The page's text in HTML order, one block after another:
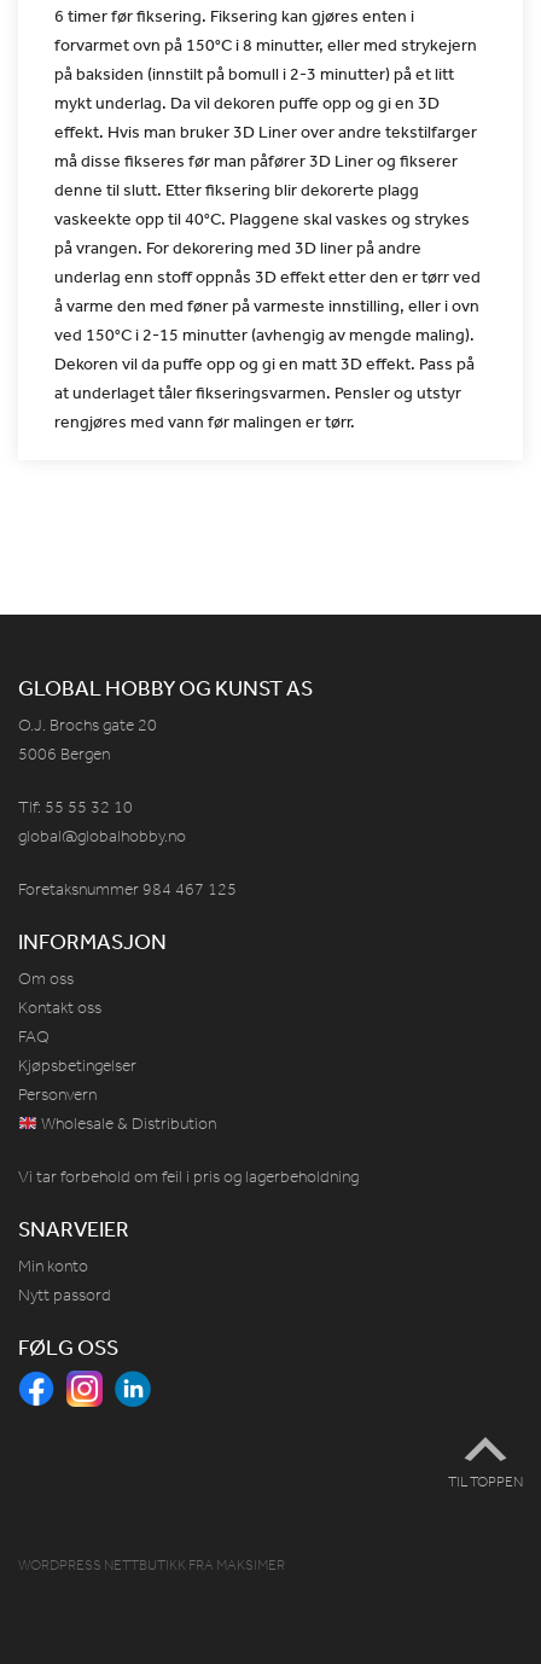
6 timer før fiksering. Fiksering kan gjøres enten i
forvarmet ovn på 150°C i 8 minutter, eller med strykejern
påbaksiden (innstilt på bomull i 2-3 minutter) på et litt
myktunderlag. Da vil dekoren puffe opp og gi en 3D
effekt. Hvis man bruker 3D Liner over andre tekstilfarger
må disse fikseres før man påfører 3D Liner og fikserer
denne til slutt. Etter fiksering blirdekorerte plagg
vaskeekte opp til 40°C. Plaggene skal vaskes og strykes
på vrangen. For dekorering med 3D liner på andre
underlag enn stoff oppnås 3Deffekt etter den er tørr ved
å varme den med føner på varmeste innstilling, eller i ovn
ved 150°C i 2-15 minutter (avhengig avmengde maling).
Dekoren vil da puffe opp og gi en matt 3D effekt. Pass på
at underlaget tåler fikseringsvarmen. Pensler og utstyr
rengjøres med vann før malingen er tørr.
GLOBAL HOBBY OG KUNST AS
O.J. Brochs gate 20
5006 Bergen
Tlf: 55 55 32 10
global@globalhobby.no
Foretaksnummer 984 467 125
INFORMASJON
Om oss
Kontakt oss
FAQ
Kjøpsbetingelser
Personvern
Wholesale & Distribution
Vi tar forbehold om feil i pris og lagerbeholdning
SNARVEIER
Min konto
Nytt passord
FØLG OSS
TIL TOPPEN
WORDPRESS NETTBUTIKK FRA MAKSIMER